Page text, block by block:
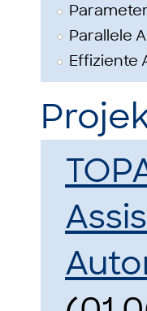
Parallele
Effiziente